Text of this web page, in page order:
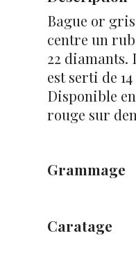
Bague or gris
centre un
22 diamants.
est serti de
Disponible
rouge sur
Grammage
Caratage